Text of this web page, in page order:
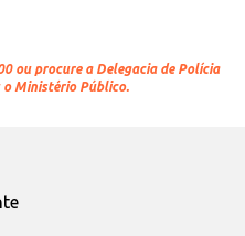
ou procure a Delegacia de Polícia
Ministério Público.